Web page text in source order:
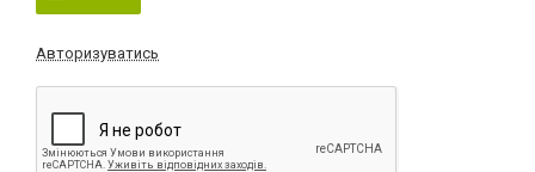
Авторизуватись